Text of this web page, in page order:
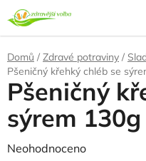
Přejít
na
obsah
Domů / Zdravé potraviny /
Pšeničný křehký chléb se
Pšeničný
sýrem
Průměrné
Neohodnoceno